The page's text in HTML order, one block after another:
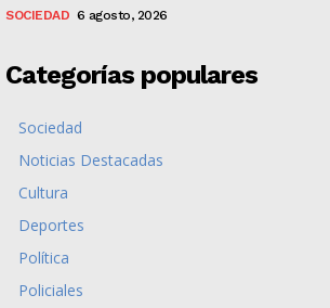
SOCIEDAD 6 agosto, 2026
Categorías populares
Sociedad
Noticias Destacadas
Cultura
Deportes
Política
Policiales